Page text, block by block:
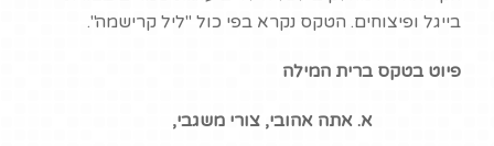
בייגל ופיצוחים. הטקס נקרא בפי כול "ליל קרישמה".
פיוט בטקס ברית המילה
א. אתה אהובי, צורי משגבי,